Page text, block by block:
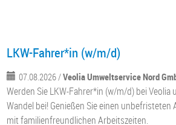
LKW-Fahrer*in (w/m/d)
07.08.2026 /Veolia Umweltservice Nord
Werden Sie LKW-Fahrer*in (w/m/d) bei
Wandel bei! Genießen Sie einen
mit familienfreundlichen Arbeitszeiten.